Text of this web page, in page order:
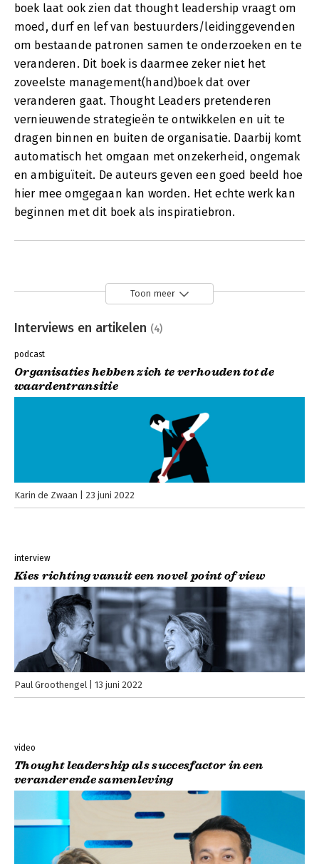
boek laat ook zien dat thought leadership vraagt om
moed, durf en lef van bestuurders/leidinggevenden
om bestaande patronen samen te onderzoeken en te
veranderen. Dit boek is daarmee zeker niet het
zoveelste management(hand)boek dat over
veranderen gaat. Thought Leaders pretenderen
vernieuwende strategieën te ontwikkelen en uit te
dragen binnen en buiten de organisatie. Daarbij komt
automatisch het omgaan met onzekerheid, ongemak
en ambiguïteit. De auteurs geven een goed beeld hoe
hier mee omgegaan kan worden. Het echte werk kan
beginnen met dit boek als inspiratiebron.
Toon meer
Interviews en artikelen (4)
podcast
Organisaties hebben zich te verhouden tot de
waardentransitie
Karin de Zwaan 23 juni 2022
interview
Kies richting vanuit een novel point of view
Paul Groothengel 13 juni 2022
video
Thought leadership als succesfactor in een
veranderende samenleving